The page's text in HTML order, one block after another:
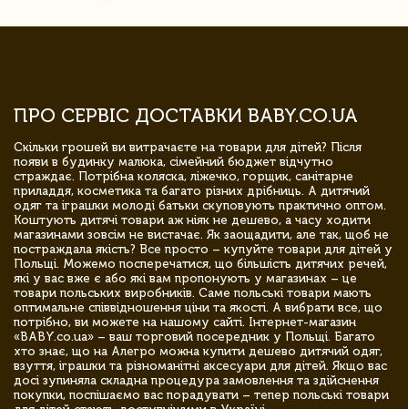
ПРО СЕРВІС ДОСТАВКИ BABY.CO.UA
Скільки грошей ви витрачаєте на товари для дітей? Після
появи в будинку малюка, сімейний бюджет відчутно
страждає. Потрібна коляска, ліжечко, горщик, санітарне
приладдя, косметика та багато різних дрібниць. А дитячий
одяг та іграшки молоді батьки скуповують практично оптом.
Коштують дитячі товари аж ніяк не дешево, а часу ходити
магазинами зовсім не вистачає. Як заощадити, але так, щоб не
постраждала якість? Все просто – купуйте товари для дітей у
Польщі. Можемо посперечатися, що більшість дитячих речей,
які у вас вже є або які вам пропонують у магазинах – це
товари польських виробників. Саме польські товари мають
оптимальне співвідношення ціни та якості. А вибрати все, що
потрібно, ви можете на нашому сайті. Інтернет-магазин
«BABY.co.ua» – ваш торговий посередник у Польщі. Багато
хто знає, що на Алегро можна купити дешево дитячий одяг,
взуття, іграшки та різноманітні аксесуари для дітей. Якщо вас
досі зупиняла складна процедура замовлення та здійснення
покупки, поспішаємо вас порадувати – тепер польські товари